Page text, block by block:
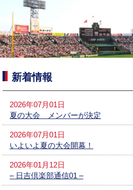
新着情報
2026年07月01日
夏の大会 メンバーが決定
2026年07月01日
いよいよ夏の大会開幕！
2026年01月12日
– 日吉倶楽部通信01 –